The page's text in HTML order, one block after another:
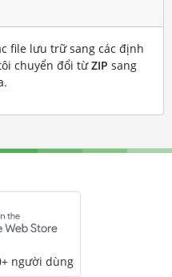
file lưu trữ sang các định
chuyển đổi từZIP sang
người dùng